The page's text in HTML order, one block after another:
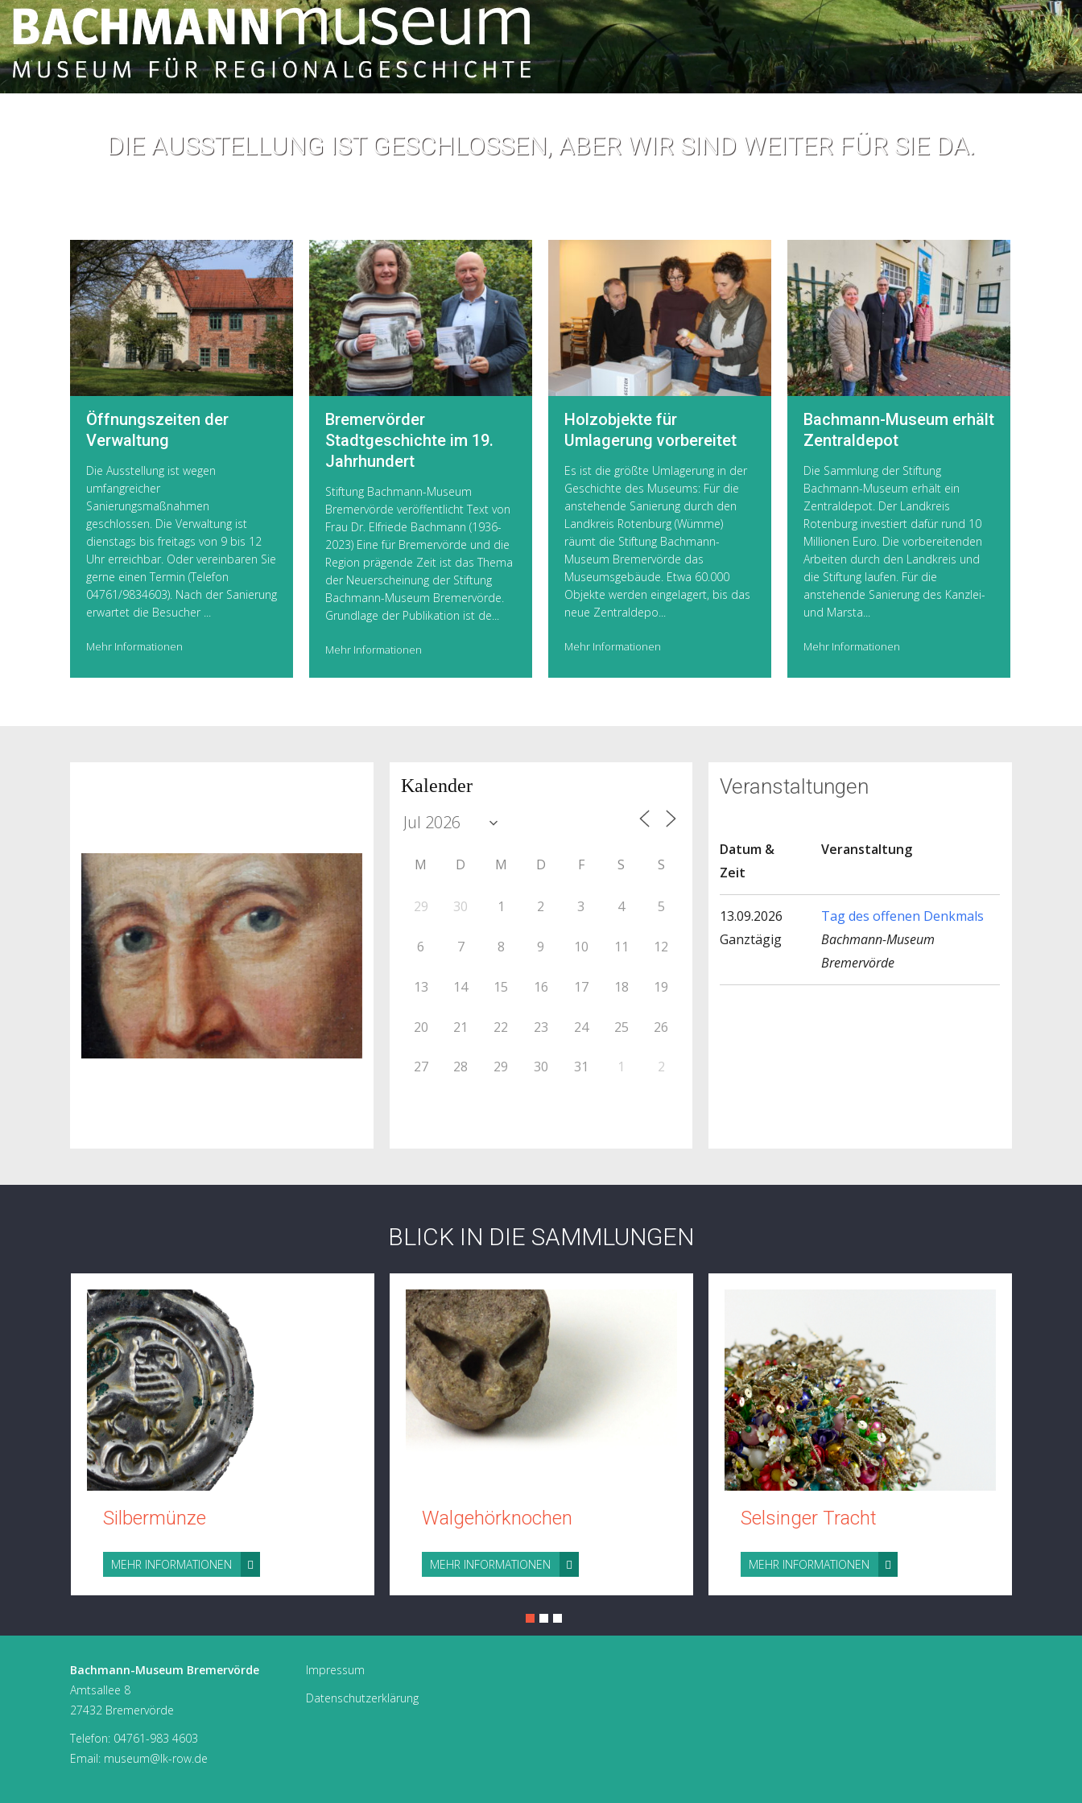
DIE AUSSTELLUNG IST GESCHLOSSEN, ABER WIR SIND WEITER FÜR SIE DA.
Öffnungszeiten der
Verwaltung
Die Ausstellung ist wegen
umfangreicher
Sanierungsmaßnahmen
geschlossen. Die Verwaltung ist
dienstags bis freitags von 9 bis 12
Uhr erreichbar. Oder vereinbaren Sie
gerne einen Termin (Telefon
04761/9834603). Nach der Sanierung
erwartet die Besucher ...
Mehr Informationen
Bremervörder
Stadtgeschichte im 19.
Jahrhundert
Stiftung Bachmann-Museum
Bremervörde veröffentlicht Text von
Frau Dr. Elfriede Bachmann (1936-
2023) Eine für Bremervörde und die
Region prägende Zeit ist das Thema
der Neuerscheinung der Stiftung
Bachmann-Museum Bremervörde.
Grundlage der Publikation ist de...
Mehr Informationen
Holzobjekte für
Umlagerung vorbereitet
Es ist die größte Umlagerung in der
Geschichte des Museums: Für die
anstehende Sanierung durch den
Landkreis Rotenburg (Wümme)
räumt die Stiftung Bachmann-
Museum Bremervörde das
Museumsgebäude. Etwa 60.000
Objekte werden eingelagert, bis das
neue Zentraldepo...
Mehr Informationen
Bachmann-Museum erhält
Zentraldepot
Die Sammlung der Stiftung
Bachmann-Museum erhält ein
Zentraldepot. Der Landkreis
Rotenburg investiert dafür rund 10
Millionen Euro. Die vorbereitenden
Arbeiten durch den Landkreis und
die Stiftung laufen. Für die
anstehende Sanierung des Kanzlei-
und Marsta...
Mehr Informationen
Kalender
M D M D F S S
29 30 1 2 3 4 5
6 7 8 9 10 11 12
13 14 15 16 17 18 19
20 21 22 23 24 25 26
27 28 29 30 31 1 2
Veranstaltungen
Datum &
Zeit
Veranstaltung
13.09.2026
Ganztägig
Tag des offenen Denkmals
Bachmann-Museum
Bremervörde
BLICK IN DIE SAMMLUNGEN
Silbermünze
MEHR INFORMATIONEN
Walgehörknochen
MEHR INFORMATIONEN
Selsinger Tracht
MEHR INFORMATIONEN
Bachmann-Museum Bremervörde
Amtsallee 8
27432 Bremervörde
Telefon: 04761-983 4603
Email: museum@lk-row.de
Impressum
Datenschutzerklärung